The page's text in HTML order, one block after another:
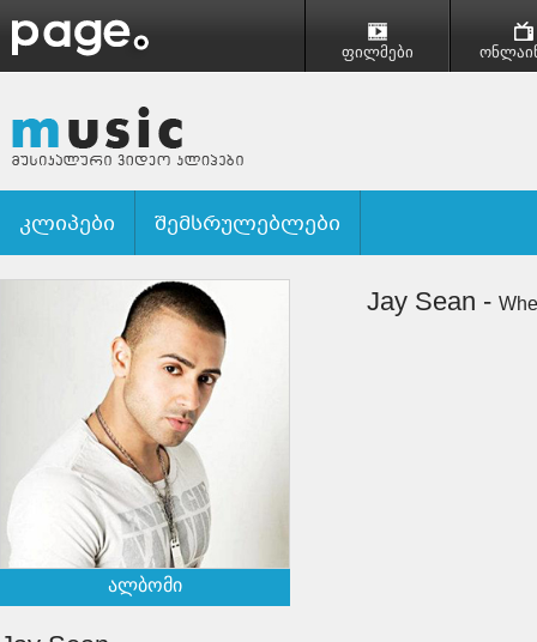
ფილმები
კლიპები შემსრულებლები
ალბომი
Jay Sean -